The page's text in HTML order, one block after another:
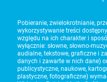
Pobieranie, zwielokrotnianie,
wykorzystywanie treści
względu na ich charakter i
wyłącznie: słowne, słowno-
audialne, tekstowe, graficzne i
danych i zawarte w nich dane)
publicystyczne, naukowe,
plastyczne, fotograficzne)